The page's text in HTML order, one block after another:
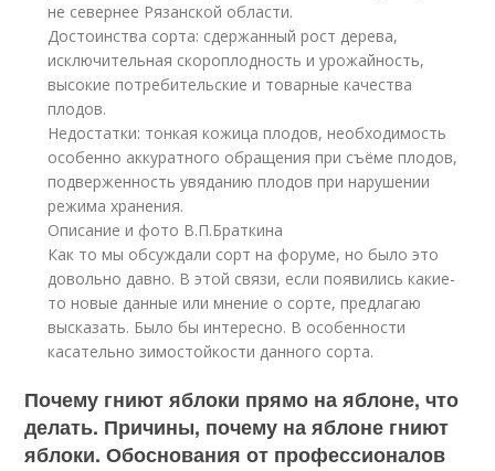
не севернее Рязанской области.
Достоинства сорта: сдержанный рост дерева,
исключительная скороплодность и урожайность,
высокие потребительские и товарные качества
плодов.
Недостатки: тонкая кожица плодов, необходимость
особенно аккуратного обращения при съёме плодов,
подверженность увяданию плодов при нарушении
режима хранения.
Описание и фото В.П.Браткина
Как то мы обсуждали сорт на форуме, но было это
довольно давно. В этой связи, если появились какие-
то новые данные или мнение о сорте, предлагаю
высказать. Было бы интересно. В особенности
касательно зимостойкости данного сорта.
Почему гниют яблоки прямо на яблоне, что
делать. Причины, почему на яблоне гниют
яблоки. Обоснования от профессионалов